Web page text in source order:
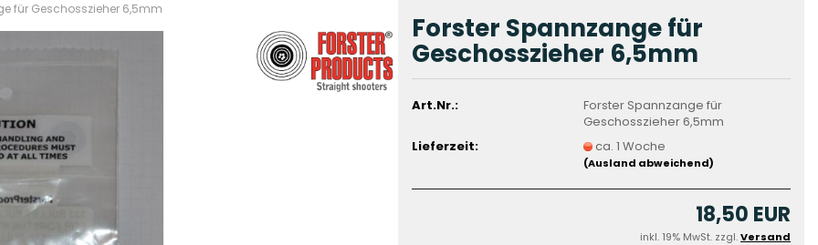
für Geschosszieher 6,5mm
Forster Spannzange für
Geschosszieher 6,5mm
Art.Nr.:
Forster Spannzange für
Geschosszieher 6,5mm
Lieferzeit:
ca. 1 Woche
(Ausland abweichend)
18,50 EUR
inkl. 19% MwSt. zzgl.Versand